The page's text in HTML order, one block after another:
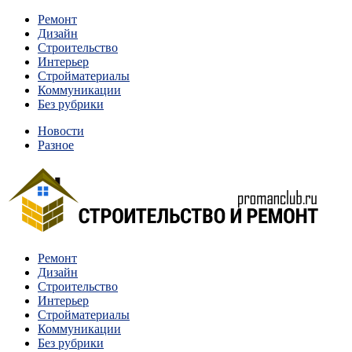
Перейти
содержимому
Ремонт
Дизайн
Строительство
Интерьер
Стройматериалы
Коммуникации
Без рубрики
Новости
Разное
Строительство и ремонт
Квартиры и дома, в которых живут разные люди, очень
отличаются между собой.
Ремонт
Дизайн
Строительство
Интерьер
Стройматериалы
Коммуникации
Без рубрики